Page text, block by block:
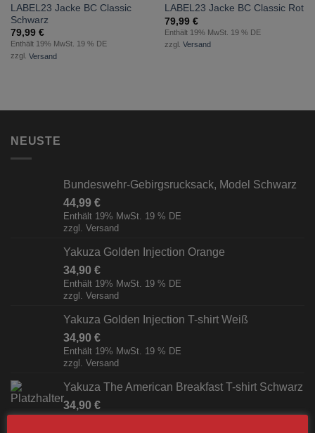
Wunschliste
LABEL23 Jacke BC Classic
Schwarz
79,99 €
Enthält 19% MwSt. 19 % DE
zzgl. Versand
Wunschliste
LABEL23 Jacke BC Classic Rot
79,99 €
Enthält 19% MwSt. 19 % DE
zzgl. Versand
NEUSTE
Bundeswehr-Gebirgsrucksack, Model Schwarz
44,99 €
Enthält 19% MwSt. 19 % DE
zzgl. Versand
Yakuza Golden Injection Orange
34,90 €
Enthält 19% MwSt. 19 % DE
zzgl. Versand
Yakuza Golden Injection T-shirt Weiß
34,90 €
Enthält 19% MwSt. 19 % DE
zzgl. Versand
Yakuza The American Breakfast T-shirt Schwarz
34,90 €
Enthält 19% MwSt. 19 % DE